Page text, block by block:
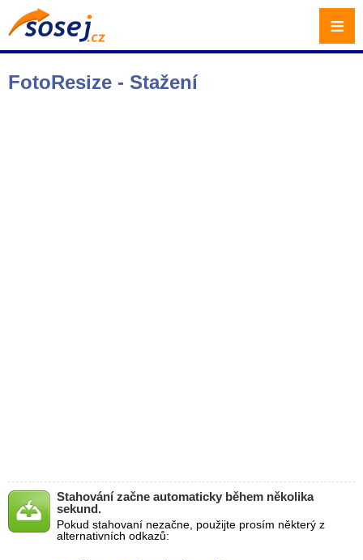
FotoResize - Stažení
Stahování začne automaticky během několika
sekund.
Pokud stahovaní nezačne, použijte prosím některý z
alternativních odkazů:
≡